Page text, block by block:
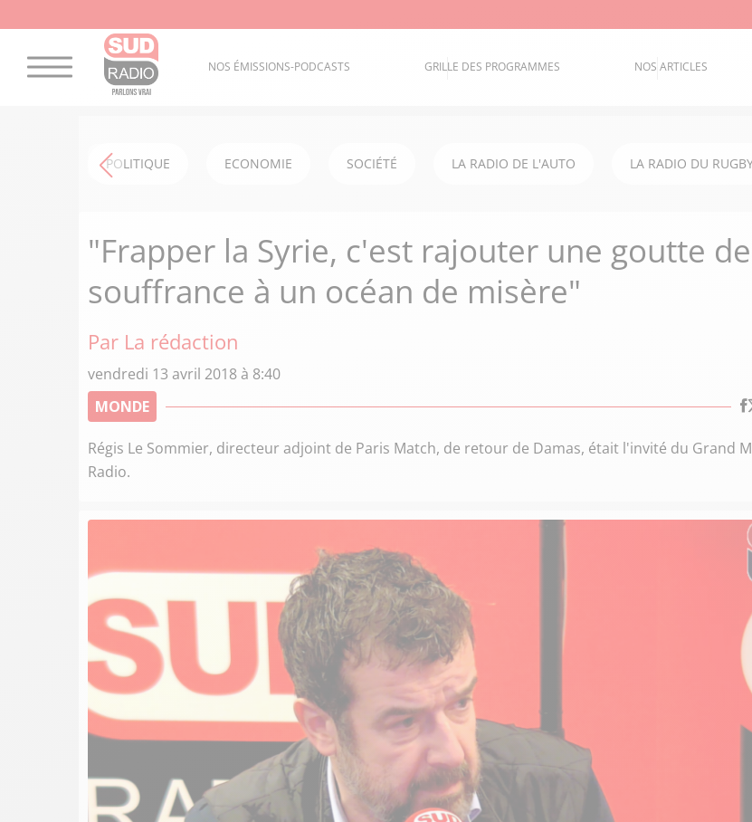
NOS ÉMISSIONS-PODCASTS GRILLE DES PROGRAMMES NOS ARTICLES
POLITIQUE ECONOMIE SOCIÉTÉ LA RADIO DE L'AUTO LA RADIO DU
"Frapper la Syrie, c'est rajouter une goutte de
souffrance à un océan de misère"
Par La rédaction
vendredi 13 avril 2018 à 8:40
MONDE
Régis Le Sommier, directeur adjoint de Paris Match, de retour de Damas, était l'invité du Grand
Radio.